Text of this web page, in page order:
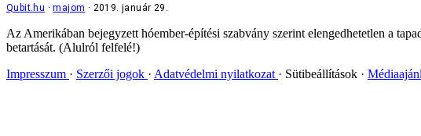
Qubit.hu majom 2019. január 29.
Az Amerikában bejegyzett hóember-építési szabvány szerint elengedhetetlen a
betartását. (Alulról felfelé!)
Impresszum
Szerzői jogok Adatvédelmi nyilatkozat Sütibeállítások